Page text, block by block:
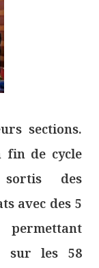
sections.
fin de cycle
des
avec des 5
sur les 58